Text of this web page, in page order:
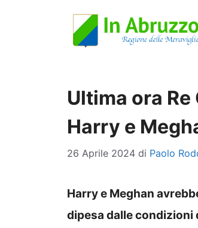
Ultima ora
Harry e
26 Aprile 2024 di Paolo
Harry e Meghan
dipesa dalle condizioni